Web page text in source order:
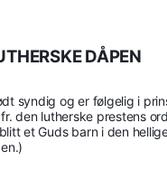
DÅPEN
syndig og er følgelig i
den lutherske prestens
et Guds barn i den